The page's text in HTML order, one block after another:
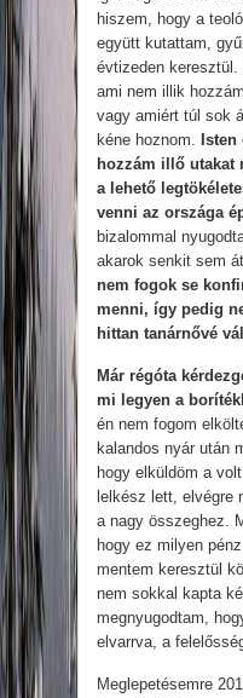
hiszem, hogy a
együtt kutattam,
évtizeden
ami nem illik
vagy amiért túl sok
kéne hoznom.
hozzám illő utakat
a lehető
venni az országa
bizalommal
akarok senkit sem
nem fogok se
menni, így pedig
hittan tanárnővé
Már régóta
mi legyen a
én nem fogom
kalandos nyár után
hogy elküldöm a
lelkész lett, elvégre
a nagy összeghez.
hogy ez milyen
mentem keresztül
nem sokkal kapta
megnyugodtam,
elvarrva, a
Meglepetésemre